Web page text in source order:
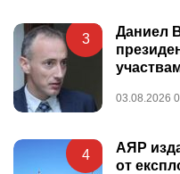
3
Даниел
03.08.2026
4
АЯР
от